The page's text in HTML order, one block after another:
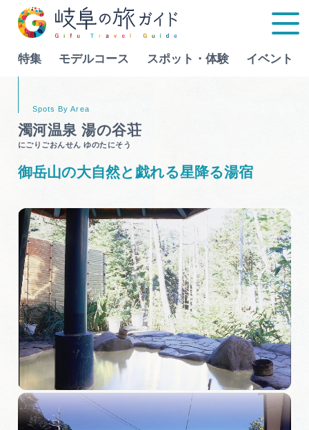
特集 モデルコース スポット・体験 イベント
スポット・体験
イベント
グルメ
旅の予約
アクセス
インフォメーション
Language
行きたいリストを見る
濁河温泉 湯の谷荘
にごりごおんせん ゆのたにそう
御岳山の大自然と戯れる星降る湯宿